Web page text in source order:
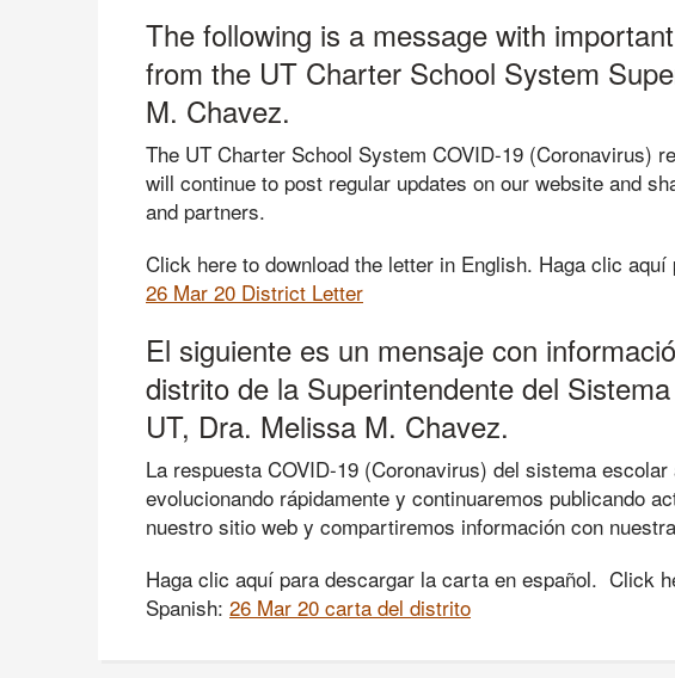
The following is a message with
from the UT Charter School System
M. Chavez.
The UT Charter School System COVID-19 (Coronavirus)
will continue to post regular updates on our website and
and partners.
Click here to download the letter in English. Haga clic
26 Mar 20 District Letter
El siguiente es un mensaje con
distrito de la Superintendente del
UT, Dra. Melissa M. Chavez.
La respuesta COVID-19 (Coronavirus) del sistema
evolucionando rápidamente y continuaremos publicando
nuestro sitio web y compartiremos información con
Haga clic aquí para descargar la carta en español. Click
Spanish: 26 Mar 20 carta del distrito